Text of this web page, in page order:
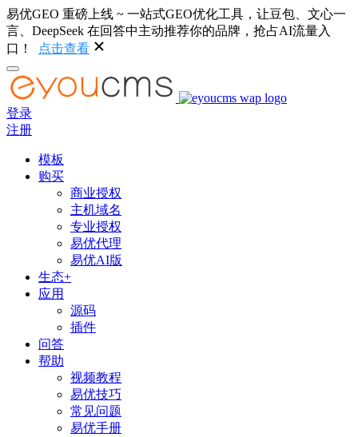
易优GEO 重磅上线 ~ 一站式GEO优化工具，让豆包、文心一
言、DeepSeek 在回答中主动推荐你的品牌，抢占AI流量入
口！
点击查看
登录
注册
模板
购买
商业授权
主机域名
专业授权
易优代理
易优AI版
生态+
应用
源码
插件
问答
帮助
视频教程
易优技巧
常见问题
易优手册